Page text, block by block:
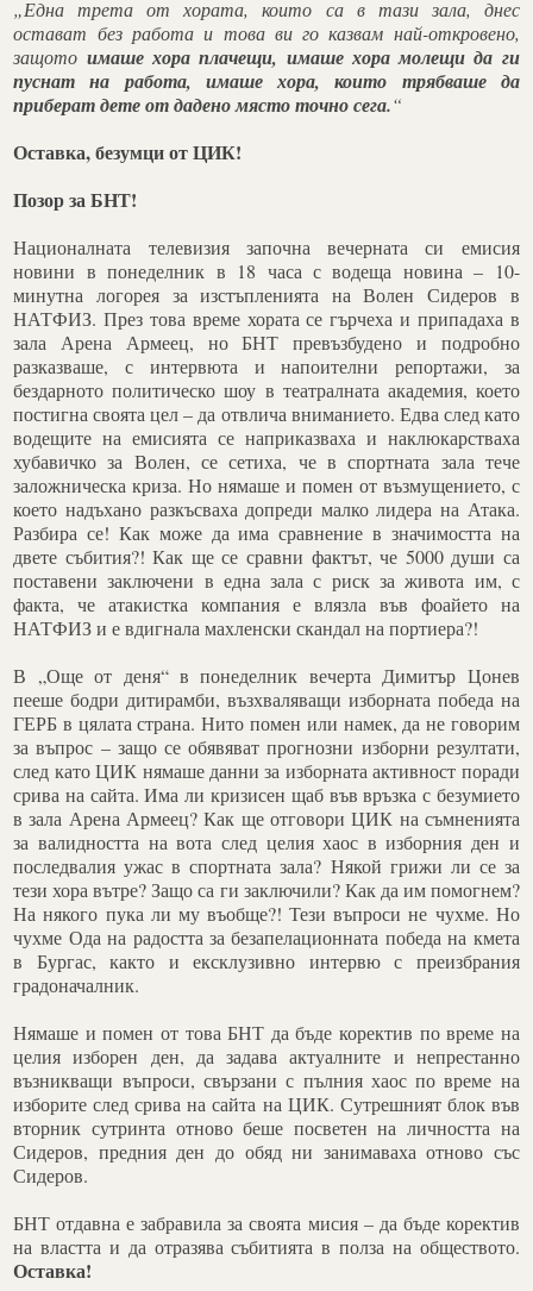
„Една трета от хората, които са в тази зала, днес
остават без работа и това ви го казвам най-откровено,
защото имаше хора плачещи, имаше хора молещи да ги
пуснат на работа, имаше хора, които трябваше да
приберат дете от дадено място точно сега.“
Оставка, безумци от ЦИК!
Позор за БНТ!
Националната телевизия започна вечерната си емисия
новини в понеделник в 18 часа с водеща новина – 10-
минутна логорея за изстъпленията на Волен Сидеров в
НАТФИЗ. През това време хората се гърчеха и припадаха в
зала Арена Армеец, но БНТ превъзбудено и подробно
разказваше, с интервюта и напоителни репортажи, за
бездарното политическо шоу в театралната академия, което
постигна своята цел – да отвлича вниманието. Едва след като
водещите на емисията се наприказваха и наклюкарстваха
хубавичко за Волен, се сетиха, че в спортната зала тече
заложническа криза. Но нямаше и помен от възмущението, с
което надъхано разкъсваха допреди малко лидера на Атака.
Разбира се! Как може да има сравнение в значимостта на
двете събития?! Как ще се сравни фактът, че 5000 души са
поставени заключени в една зала с риск за живота им, с
факта, че атакистка компания е влязла във фоайето на
НАТФИЗ и е вдигнала махленски скандал на портиера?!
В „Още от деня“ в понеделник вечерта Димитър Цонев
пееше бодри дитирамби, възхваляващи изборната победа на
ГЕРБ в цялата страна. Нито помен или намек, да не говорим
за въпрос – защо се обявяват прогнозни изборни резултати,
след като ЦИК нямаше данни за изборната активност поради
срива на сайта. Има ли кризисен щаб във връзка с безумието
в зала Арена Армеец? Как ще отговори ЦИК на съмненията
за валидността на вота след целия хаос в изборния ден и
последвалия ужас в спортната зала? Някой грижи ли се за
тези хора вътре? Защо са ги заключили? Как да им помогнем?
На някого пука ли му въобще?! Тези въпроси не чухме. Но
чухме Ода на радостта за безапелационната победа на кмета
в Бургас, както и ексклузивно интервю с преизбрания
градоначалник.
Нямаше и помен от това БНТ да бъде коректив по време на
целия изборен ден, да задава актуалните и непрестанно
възникващи въпроси, свързани с пълния хаос по време на
изборите след срива на сайта на ЦИК. Сутрешният блок във
вторник сутринта отново беше посветен на личността на
Сидеров, предния ден до обяд ни занимаваха отново със
Сидеров.
БНТ отдавна е забравила за своята мисия – да бъде коректив
на властта и да отразява събитията в полза на обществото.
Оставка!